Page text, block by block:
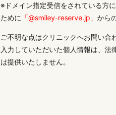
※ドメイン指定受信をされている方に
ために 「@smiley-reserve.jp」 から
ご不明な点はクリニックへお問い合
入力していただいた個人情報は、
は提供いたしません。